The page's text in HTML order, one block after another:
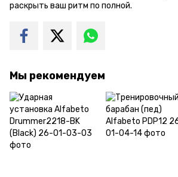
раскрыть ваш ритм по полной.
Мы рекомендуем